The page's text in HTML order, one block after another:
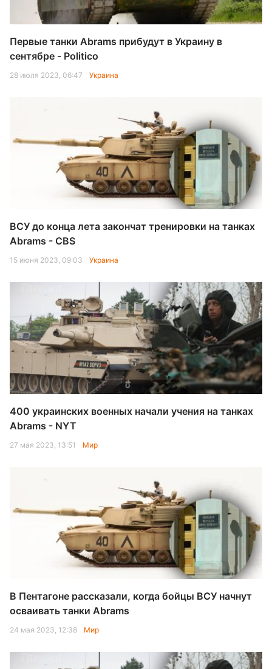
Первые танки Abrams прибудут в Украину в
сентябре - Politico
28 июля 2023, 06:47 Украина
ВСУ до конца лета закончат тренировки на танках
Abrams - CBS
15 июня 2023, 09:03 Украина
400 украинских военных начали учения на танках
Abrams - NYT
27 мая 2023, 13:51 Мир
В Пентагоне рассказали, когда бойцы ВСУ начнут
осваивать танки Abrams
24 мая 2023, 12:38 Мир